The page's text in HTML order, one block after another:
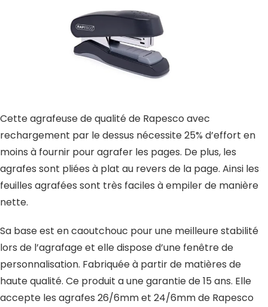
Cette agrafeuse de qualité de Rapesco avec
rechargement par le dessus nécessite 25% d’effort en
moins à fournir pour agrafer les pages. De plus, les
agrafes sont pliées à plat au revers de la page. Ainsi les
feuilles agrafées sont très faciles à empiler de manière
nette.
Sa base est en caoutchouc pour une meilleure stabilité
lors de l’agrafage et elle dispose d’une fenêtre de
personnalisation. Fabriquée à partir de matières de
haute qualité. Ce produit a une garantie de 15 ans. Elle
accepte les agrafes 26/6mm et 24/6mm de Rapesco